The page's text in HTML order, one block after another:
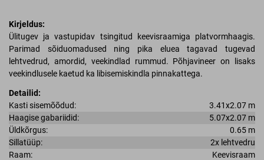
Kirjeldus:
Ülitugev ja vastupidav tsingitud keevisraamiga platvormhaagis.
Parimad sõiduomadused ning pika eluea tagavad tugevad
lehtvedrud, amordid, veekindlad rummud. Põhjavineer on lisaks
veekindlusele kaetud ka libisemiskindla pinnakattega.
Detailid:
Kasti sisemõõdud:
3.41x2.07 m
Haagise gabariidid:
5.07x2.07 m
Üldkõrgus:
0.65 m
Sillatüüp:
2x lehtvedru
Raam:
Keevisraam